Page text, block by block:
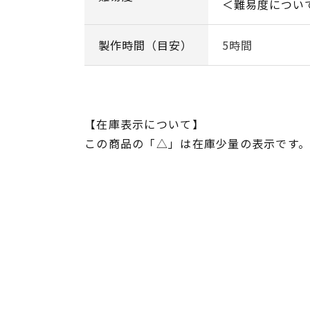
＜難易度につい
製作時間（目安） 5時間
【在庫表示について】
この商品の「△」は在庫少量の表示です。